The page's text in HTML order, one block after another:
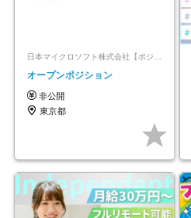
オープンポジション
非公開
東京都